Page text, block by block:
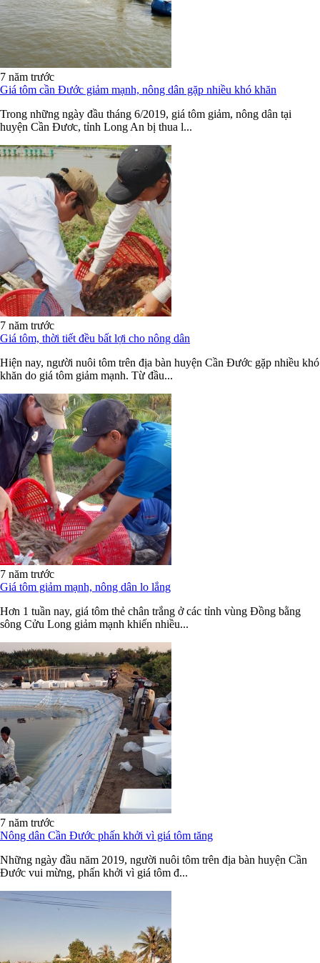
7 năm trước
Giá tôm cần Đước giảm mạnh, nông dân gặp nhiều khó khăn
Trong những ngày đầu tháng 6/2019, giá tôm giảm, nông dân tại
huyện Cần Đươc, tỉnh Long An bị thua l...
7 năm trước
Giá tôm, thời tiết đều bất lợi cho nông dân
Hiện nay, người nuôi tôm trên địa bàn huyện Cần Đước gặp nhiều khó
khăn do giá tôm giảm mạnh. Từ đầu...
7 năm trước
Giá tôm giảm mạnh, nông dân lo lắng
Hơn 1 tuần nay, giá tôm thẻ chân trắng ở các tỉnh vùng Đồng bằng
sông Cửu Long giảm mạnh khiến nhiều...
7 năm trước
Nông dân Cần Đước phấn khởi vì giá tôm tăng
Những ngày đầu năm 2019, người nuôi tôm trên địa bàn huyện Cần
Đước vui mừng, phấn khởi vì giá tôm đ...